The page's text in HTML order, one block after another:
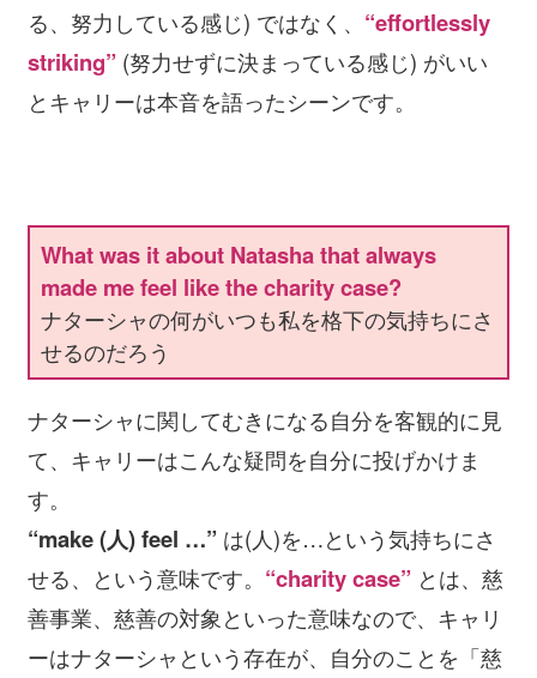
る、努力している感じ) ではなく、 “effortlessly
striking” (努力せずに決まっている感じ) がいい
とキャリーは本音を語ったシーンです。
What was it about Natasha that always
made me feel like the charity case?
ナターシャの何がいつも私を格下の気持ちにさ
せるのだろう
ナターシャに関してむきになる自分を客観的に見
て、キャリーはこんな疑問を自分に投げかけま
す。
“make (人) feel …” は(人)を…という気持ちにさ
せる、という意味です。 “charity case” とは、慈
善事業、慈善の対象といった意味なので、キャリ
ーはナターシャという存在が、自分のことを「慈